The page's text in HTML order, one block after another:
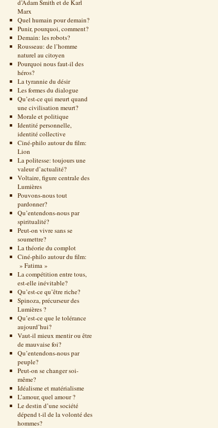
d’Adam Smith et de Karl
Marx
Quel humain pour demain?
Punir, pourquoi, comment?
Demain: les robots?
Rousseau: de l’homme
naturel au citoyen
Pourquoi nous faut-il des
héros?
La tyrannie du désir
Les formes du dialogue
Qu’est-ce qui meurt quand
une civilisation meurt?
Morale et politique
Identité personnelle,
identité collective
Ciné-philo autour du film:
Lion
La politesse: toujours une
valeur d’actualité?
Voltaire, figure centrale des
Lumières
Pouvons-nous tout
pardonner?
Qu’entendons-nous par
spiritualité?
Peut-on vivre sans se
soumettre?
La théorie du complot
Ciné-philo autour du film:
» Fatima »
La compétition entre tous,
est-elle inévitable?
Qu’est-ce qu’être riche?
Spinoza, précurseur des
Lumières ?
Qu’est-ce que le tolérance
aujourd’hui?
Vaut-il mieux mentir ou être
de mauvaise foi?
Qu’entendons-nous par
peuple?
Peut-on se changer soi-
même?
Idéalisme et matérialisme
L’amour, quel amour ?
Le destin d’une société
dépend t-il de la volonté des
hommes?